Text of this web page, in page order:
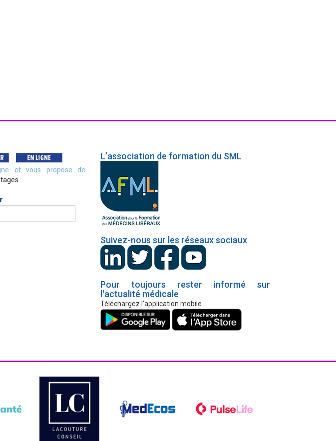
et vous propose de
L’association de formation du SML
Suivez-nous sur les réseaux sociaux
Pour toujours rester informé sur
l'actualité médicale
Téléchargez l'application mobile